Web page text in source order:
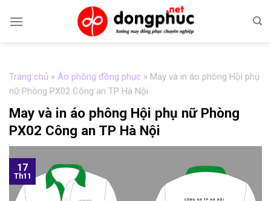
Trang chủ » Áo phông đồng phục » May và in áo phông Hội phụ
nữ Phòng PX02 Công an TP Hà Nội
May và in áo phông Hội phụ nữ Phòng
PX02 Công an TP Hà Nội
17
Th11